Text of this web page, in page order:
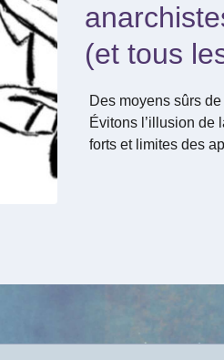
(et tous
Des moyens sûrs
Évitons l’illusion de
forts et limites des